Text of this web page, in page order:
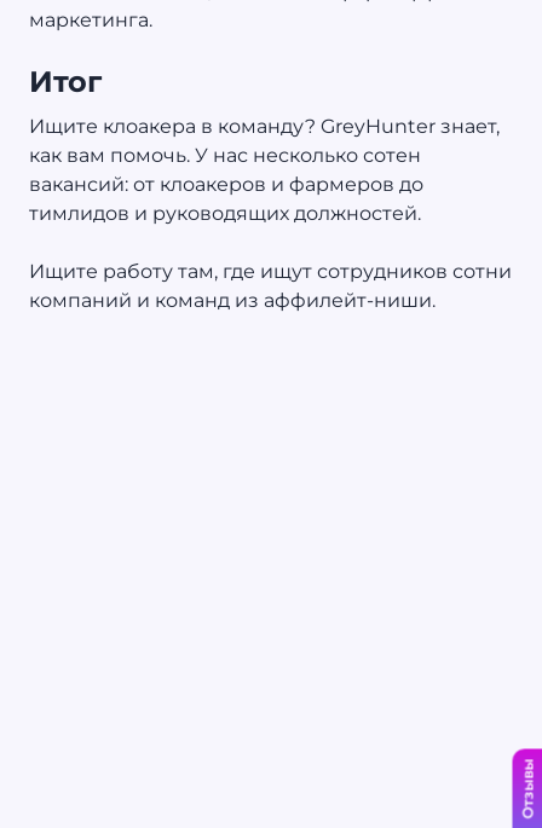
маркетинга.
Итог
Ищите клоакера в команду? GreyHunter знает,
как вам помочь. У нас несколько сотен
вакансий: от клоакеров и фармеров до
тимлидов и руководящих должностей.
Ищите работу там, где ищут сотрудников сотни
компаний и команд из аффилейт-ниши.
Отзывы